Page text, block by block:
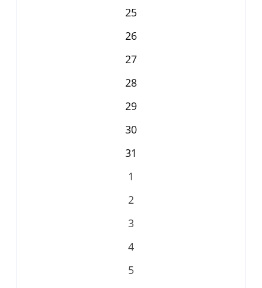
25
26
27
28
29
30
31
1
2
3
4
5